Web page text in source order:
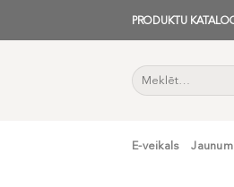
PRODUKTU
Meklēt:
E-veikals